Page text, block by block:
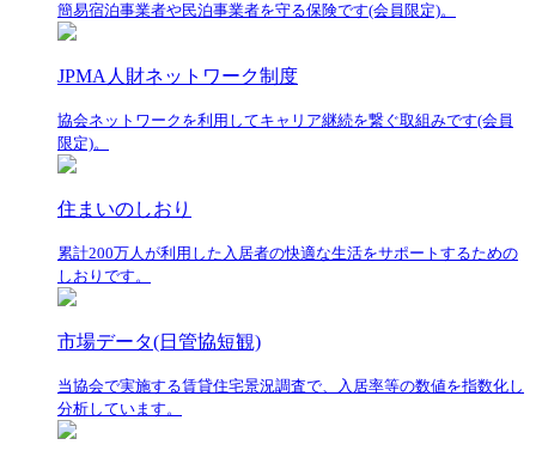
簡易宿泊事業者や民泊事業者を守る保険です(会員限定)。
JPMA人財ネットワーク制度
協会ネットワークを利用してキャリア継続を繋ぐ取組みです(会員
限定)。
住まいのしおり
累計200万人が利用した入居者の快適な生活をサポートするための
しおりです。
市場データ(日管協短観)
当協会で実施する賃貸住宅景況調査で、入居率等の数値を指数化し
分析しています。